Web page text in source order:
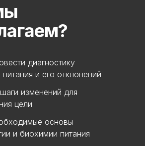
диагностику
питания и его отклонений
основы
и биохимии питания
изменений для
цели